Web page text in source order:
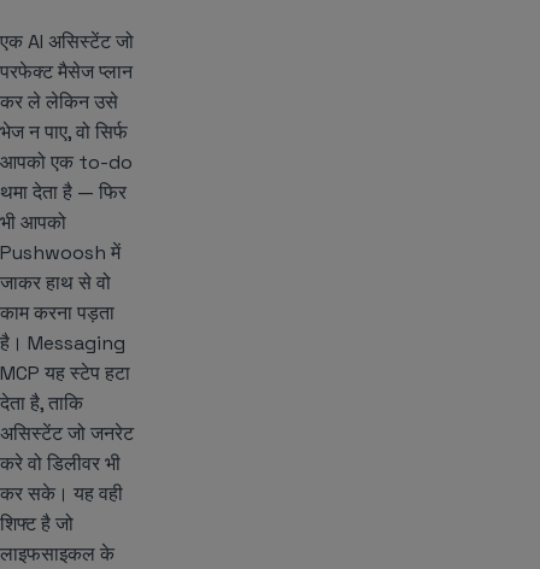
एक AI असिस्टेंट जो
परफेक्ट मैसेज प्लान
कर ले लेकिन उसे
भेज न पाए, वो सिर्फ
आपको एक to-do
थमा देता है — फिर
भी आपको
Pushwoosh में
जाकर हाथ से वो
काम करना पड़ता
है। Messaging
MCP यह स्टेप हटा
देता है, ताकि
असिस्टेंट जो जनरेट
करे वो डिलीवर भी
कर सके। यह वही
शिफ्ट है जो
लाइफसाइकल के